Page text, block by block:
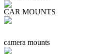
CAR MOUNTS
camera mounts